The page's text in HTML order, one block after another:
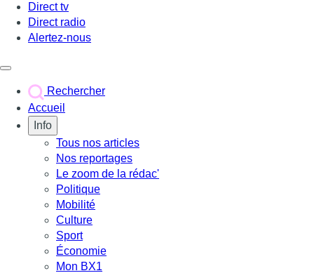
Direct tv
Direct radio
Alertez-nous
Rechercher
Accueil
Info
Tous nos articles
Nos reportages
Le zoom de la rédac'
Politique
Mobilité
Culture
Sport
Économie
Mon BX1